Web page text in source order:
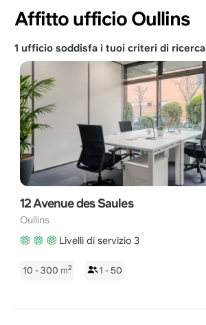
Affitto ufficio Oullins
Scegli la dimensione del tuo teamx
1 ufficio soddisfa i tuoi criteri di ricerca
12 Avenue des Saules
Oullins
Livelli di servizio 3
10 - 300 m2 1 - 50